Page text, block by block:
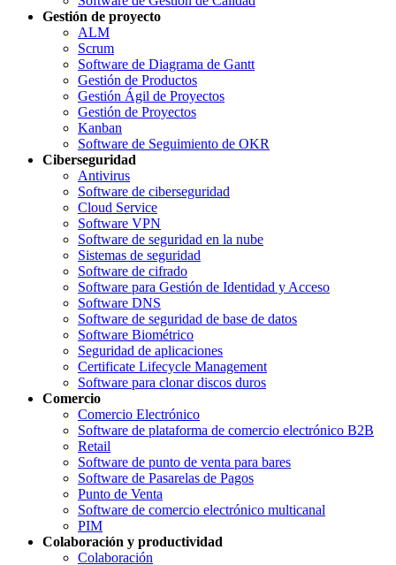
Gestión de proyecto
ALM
Scrum
Software de Diagrama de Gantt
Gestión de Productos
Gestión Ágil de Proyectos
Gestión de Proyectos
Kanban
Software de Seguimiento de OKR
Ciberseguridad
Antivirus
Software de ciberseguridad
Cloud Service
Software VPN
Software de seguridad en la nube
Sistemas de seguridad
Software de cifrado
Software para Gestión de Identidad y Acceso
Software DNS
Software de seguridad de base de datos
Software Biométrico
Seguridad de aplicaciones
Certificate Lifecycle Management
Software para clonar discos duros
Comercio
Comercio Electrónico
Software de plataforma de comercio electrónico B2B
Retail
Software de punto de venta para bares
Software de Pasarelas de Pagos
Punto de Venta
Software de comercio electrónico multicanal
PIM
Colaboración y productividad
Colaboración